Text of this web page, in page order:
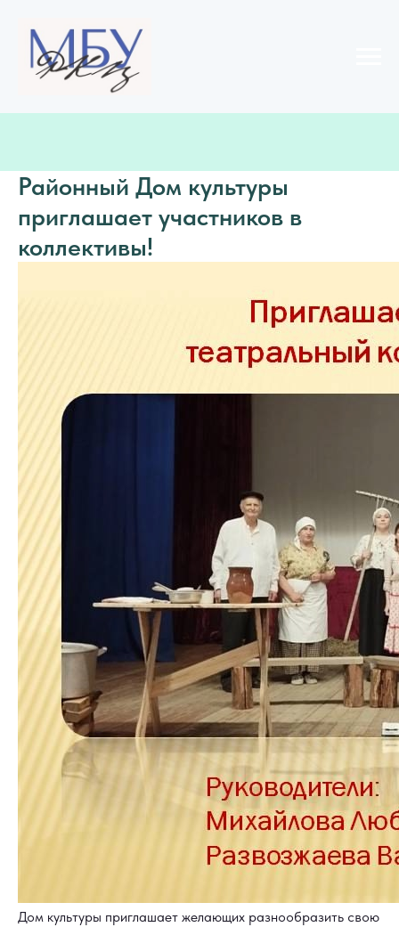
Районный Дом культуры
приглашает участников в
коллективы!
Дом культуры приглашает желающих разнообразить свою